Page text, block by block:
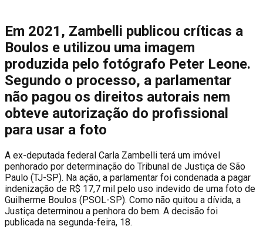
Em 2021, Zambelli publicou críticas a
Boulos e utilizou uma imagem
produzida pelo fotógrafo Peter Leone.
Segundo o processo, a parlamentar
não pagou os direitos autorais nem
obteve autorização do profissional
para usar a foto
A ex-deputada federal Carla Zambelli terá um imóvel
penhorado por determinação do Tribunal de Justiça de São
Paulo (TJ-SP). Na ação, a parlamentar foi condenada a pagar
indenização de R$ 17,7 mil pelo uso indevido de uma foto de
Guilherme Boulos (PSOL-SP). Como não quitou a dívida, a
Justiça determinou a penhora do bem. A decisão foi
publicada na segunda-feira, 18.